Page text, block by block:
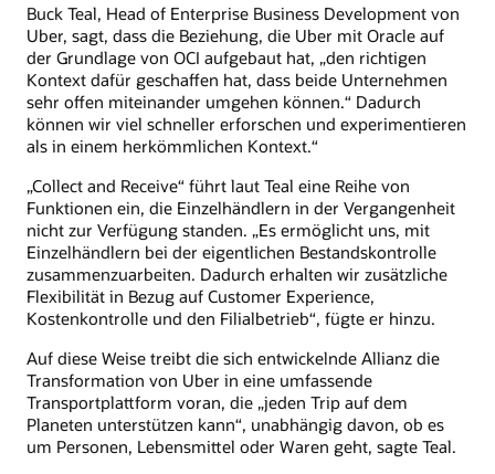
Buck Teal, Head of Enterprise Business Development von
Uber, sagt, dass die Beziehung, die Uber mit Oracle auf
der Grundlage von OCI aufgebaut hat, „den richtigen
Kontext dafür geschaffen hat, dass beide Unternehmen
sehr offen miteinander umgehen können.“ Dadurch
können wir viel schneller erforschen und experimentieren
als in einem herkömmlichen Kontext.“
„Collect and Receive“ führt laut Teal eine Reihe von
Funktionen ein, die Einzelhändlern in der Vergangenheit
nicht zur Verfügung standen. „Es ermöglicht uns, mit
Einzelhändlern bei der eigentlichen Bestandskontrolle
zusammenzuarbeiten. Dadurch erhalten wir zusätzliche
Flexibilität in Bezug auf Customer Experience,
Kostenkontrolle und den Filialbetrieb“, fügte er hinzu.
Auf diese Weise treibt die sich entwickelnde Allianz die
Transformation von Uber in eine umfassende
Transportplattform voran, die „jeden Trip auf dem
Planeten unterstützen kann“, unabhängig davon, ob es
um Personen, Lebensmittel oder Waren geht, sagte Teal.